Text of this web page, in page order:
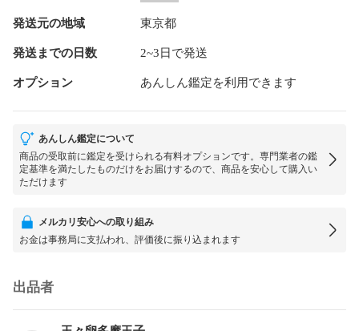
発送元の地域 東京都
発送までの日数 2~3日で発送
オプション あんしん鑑定を利用できます
あんしん鑑定について
商品の受取前に鑑定を受けられる有料オプションです。専門業者の鑑
定基準を満たしたものだけをお届けするので、商品を安心して購入い
ただけます
メルカリ安心への取り組み
お金は事務局に支払われ、評価後に振り込まれます
出品者